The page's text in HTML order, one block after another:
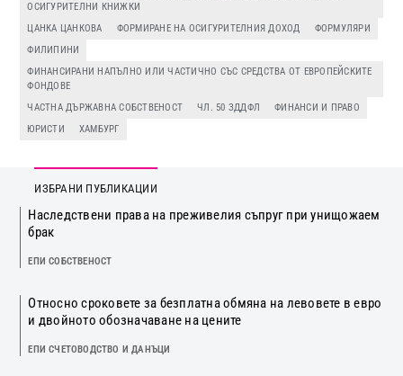
ОСИГУРИТЕЛНИ КНИЖКИ
ЦАНКА ЦАНКОВА
ФОРМИРАНЕ НА ОСИГУРИТЕЛНИЯ ДОХОД
ФОРМУЛЯРИ
ФИЛИПИНИ
ФИНАНСИРАНИ НАПЪЛНО ИЛИ ЧАСТИЧНО СЪС СРЕДСТВА ОТ ЕВРОПЕЙСКИТЕ
ФОНДОВЕ
ЧАСТНА ДЪРЖАВНА СОБСТВЕНОСТ
ЧЛ. 50 ЗДДФЛ
ФИНАНСИ И ПРАВО
ЮРИСТИ
ХАМБУРГ
ИЗБРАНИ ПУБЛИКАЦИИ
Наследствени права на преживелия съпруг при унищожаем
брак
ЕПИ СОБСТВЕНОСТ
Относно сроковете за безплатна обмяна на левовете в евро
и двойното обозначаване на цените
ЕПИ СЧЕТОВОДСТВО И ДАНЪЦИ